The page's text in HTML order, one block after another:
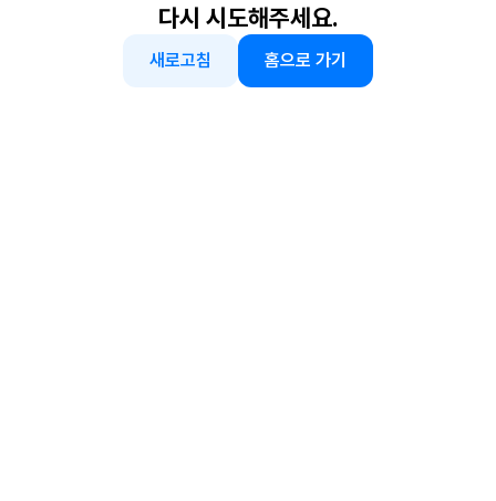
다시 시도해주세요.
새로고침 홈으로 가기